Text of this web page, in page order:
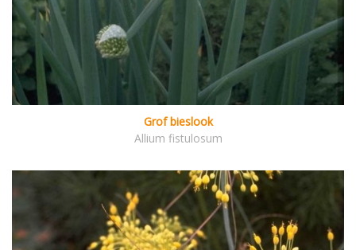
Grof bieslook
Allium fistulosum